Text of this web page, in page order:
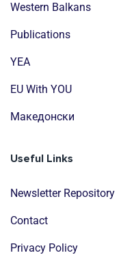
Western Balkans
Publications
YEA
EU With YOU
Mакедонски
Useful Links
Newsletter Repository
Contact
Privacy Policy